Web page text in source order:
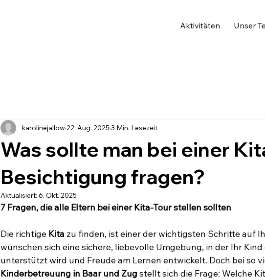
Aktivitäten Unser
Was sollte man bei einer
Besichtigung fragen?
karolinejallow 22. Aug. 2025 3 Min. Lesezeit
Aktualisiert: 6. Okt. 2025
7 Fragen, die alle Eltern bei einer Kita-Tour stellen sollten
Die richtige Kita zu finden, ist einer der wichtigsten Schritte auf
wünschen sich eine sichere, liebevolle Umgebung, in der Ihr
unterstützt wird und Freude am Lernen entwickelt. Doch bei so
Kinderbetreuung in Baar und Zug stellt sich die Frage: Welche